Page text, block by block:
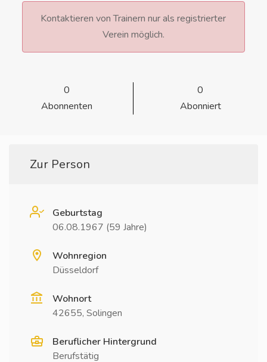
Kontaktieren von Trainern nur als registrierter
Verein möglich.
0
Abonnenten
0
Abonniert
Zur Person
Geburtstag
06.08.1967 (59 Jahre)
Wohnregion
Düsseldorf
Wohnort
42655, Solingen
Beruflicher Hintergrund
Berufstätig